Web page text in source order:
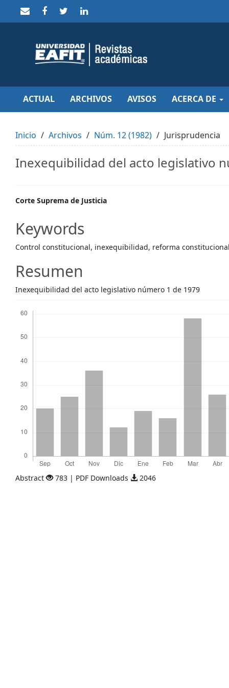
to
Main
Navigation
Content
Sidebar
ACTUAL ARCHIVOS AVISOS ACERCA DE
Inicio Archivos Núm. 12 (1982) Jurisprudencia
Inexequibilidad del acto legislativo
Main
Article
Content
Corte Suprema de Justicia
Keywords
Control constitucional, inexequibilidad, reforma constitucional
Resumen
Inexequibilidad del acto legislativo número 1 de 1979
Abstract 783 | PDF Downloads 2046